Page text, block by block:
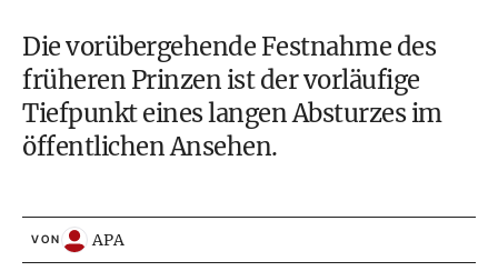
Die vorübergehende Festnahme des
früheren Prinzen ist der vorläufige
Tiefpunkt eines langen Absturzes im
öffentlichen Ansehen.
VON APA